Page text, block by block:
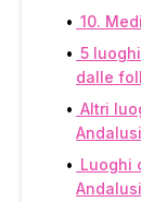
10.
5
dalle
Altri
Luoghi